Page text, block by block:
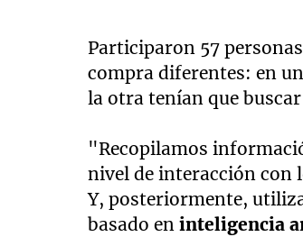
Participaron 57
compra diferentes: en
la otra tenían que
"Recopilamos
nivel de interacción con
Y, posteriormente,
basado en inteligencia